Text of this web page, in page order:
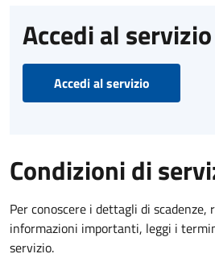
Accedi al servizio
Accedi al servizio
Condizioni di
Per conoscere i dettagli di
informazioni importanti, leggi i
servizio.